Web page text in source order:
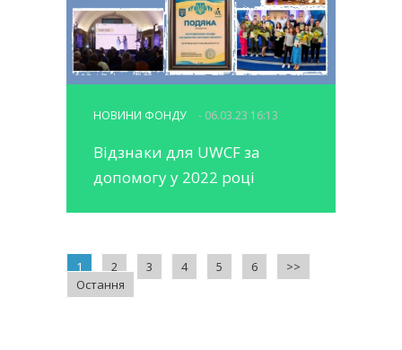
НОВИНИ ФОНДУ - 06.03.23 16:13
Відзнаки для UWCF за
допомогу у 2022 році
1 2 3 4 5 6
>>
Остання